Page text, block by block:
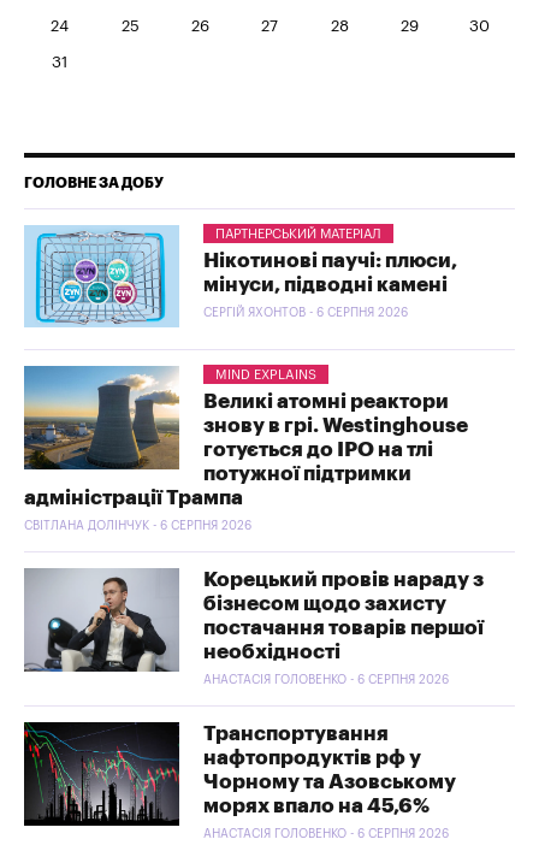
24 25 26 27 28 29 30
31
ГОЛОВНЕ ЗА ДОБУ
ПАРТНЕРСЬКИЙ МАТЕРІАЛ
Нікотинові паучі: плюси,
мінуси, підводні камені
СЕРГІЙ ЯХОНТОВ - 6 СЕРПНЯ 2026
MIND EXPLAINS
Великі атомні реактори
знову в грі. Westinghouse
готується до IPO на тлі
потужної підтримки
адміністрації Трампа
СВІТЛАНА ДОЛІНЧУК - 6 СЕРПНЯ 2026
Корецький провів нараду з
бізнесом щодо захисту
постачання товарів першої
необхідності
АНАСТАСІЯ ГОЛОВЕНКО - 6 СЕРПНЯ 2026
Транспортування
нафтопродуктів рф у
Чорному та Азовському
морях впало на 45,6%
АНАСТАСІЯ ГОЛОВЕНКО - 6 СЕРПНЯ 2026